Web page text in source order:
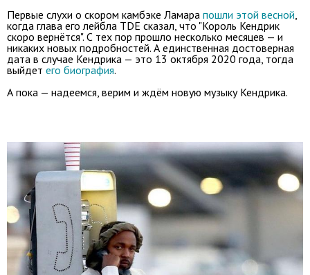
Первые слухи о скором камбэке Ламара пошли этой весной
когда глава его лейбла TDE сказал, что "Король Кендрик
скоро вернётся". С тех пор прошло несколько месяцев — и
никаких новых подробностей. А единственная достоверная
дата в случае Кендрика — это 13 октября 2020 года, тогда
выйдет его биография.
А пока — надеемся, верим и ждём новую музыку Кендрика.